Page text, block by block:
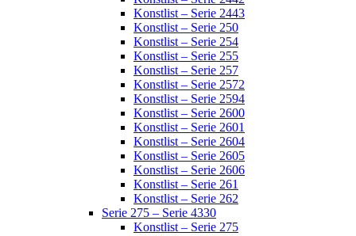
Konstlist – Serie 2443
Konstlist – Serie 250
Konstlist – Serie 254
Konstlist – Serie 255
Konstlist – Serie 257
Konstlist – Serie 2572
Konstlist – Serie 2594
Konstlist – Serie 2600
Konstlist – Serie 2601
Konstlist – Serie 2604
Konstlist – Serie 2605
Konstlist – Serie 2606
Konstlist – Serie 261
Konstlist – Serie 262
Serie 275 – Serie 4330
Konstlist – Serie 275